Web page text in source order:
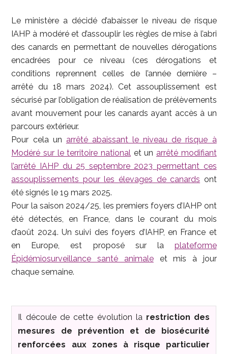
Le ministère a décidé d’abaisser le niveau de risque
IAHP à modéré et d’assouplir les règles de mise à l’abri
des canards en permettant de nouvelles dérogations
encadrées pour ce niveau (ces dérogations et
conditions reprennent celles de l’année dernière –
arrêté du 18 mars 2024). Cet assouplissement est
sécurisé par l’obligation de réalisation de prélèvements
avant mouvement pour les canards ayant accès à un
parcours extérieur.
Pour cela un arrêté abaissant le niveau de risque à
Modéré sur le territoire national et un arrêté modifiant
l’arrêté IAHP du 25 septembre 2023 permettant ces
assouplissements pour les élevages de canards ont
été signés le 19 mars 2025.
Pour la saison 2024/25, les premiers foyers d’IAHP ont
été détectés, en France, dans le courant du mois
d’août 2024. Un suivi des foyers d’IAHP, en France et
en Europe, est proposé sur la plateforme
Épidémiosurveillance santé animaleet mis à jour
chaque semaine.
Il découle de cette évolution la restriction des
mesures de prévention et de biosécurité
renforcées aux zones à risque particulier